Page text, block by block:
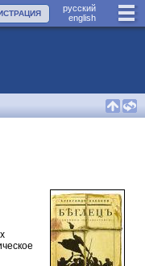
руccкий
english